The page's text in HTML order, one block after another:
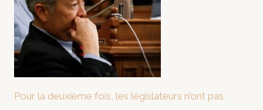
Pour la deuxième fois, les législateurs n’ont pas